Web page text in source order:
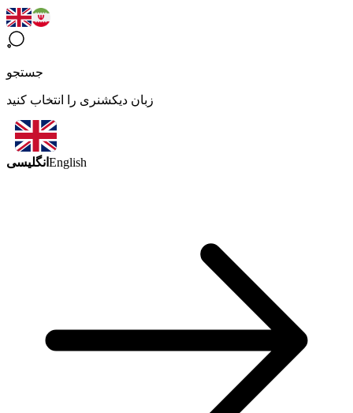
جستجو
زبان دیکشنری را انتخاب کنید
انگلیسی English